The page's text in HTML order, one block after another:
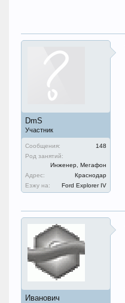
DmS
Участник
Сообщения:
148
Род занятий:
Инженер, Мегафон
Адрес:
Краснодар
Езжу на:
Ford Explorer IV
Иванович